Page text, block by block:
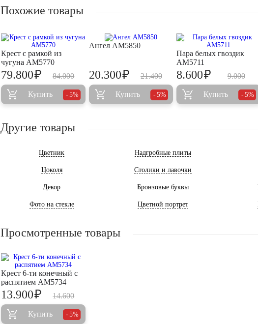
Похожие товары
Крест с рамкой из
чугуна AM5770
84.000
79.800₽
Купить 5%
Ангел AM5850
21.400
20.300₽
Купить 5%
Пара белых гвоздик
AM5711
9.000
8.600₽
Купить 5%
Другие товары
Цветник Надгробные плиты
Цоколя Столики и лавочки
Декор Бронзовые буквы
Фото на стекле Цветной портрет
Просмотренные товары
Крест 6-ти конечный с
распятием AM5734
14.600
13.900₽
Купить 5%